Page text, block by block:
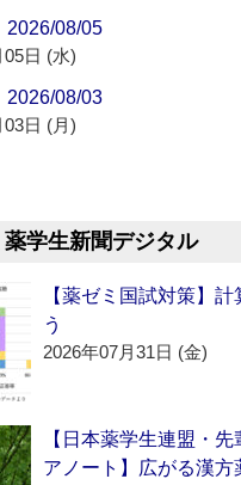
08/05
05日 (水)
08/03
03日 (月)
学生新聞デジタル
【薬ゼミ国試対策】
う
2026年07月31日 (金)
【日本薬学生連盟・
アノート】広がる漢